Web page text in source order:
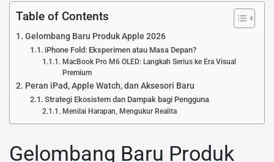
Table of Contents
Gelombang Baru Produk Apple 2026
iPhone Fold: Eksperimen atau Masa Depan?
MacBook Pro M6 OLED: Langkah Serius ke Era Visual
Premium
Peran iPad, Apple Watch, dan Aksesori Baru
Strategi Ekosistem dan Dampak bagi Pengguna
Menilai Harapan, Mengukur Realita
Gelombang Baru Produk